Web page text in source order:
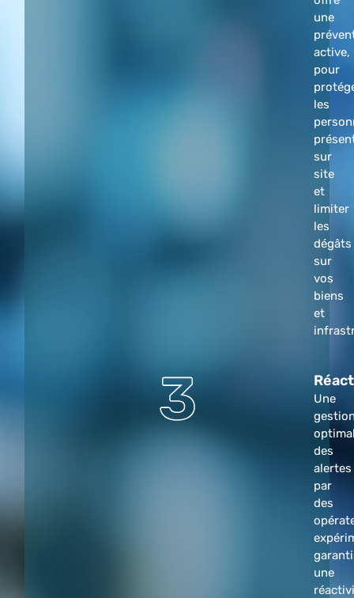
une
active,
pour
les
sur
site
et
limiter
les
dégâts
sur
vos
biens
et
Une
des
alertes
par
des
une